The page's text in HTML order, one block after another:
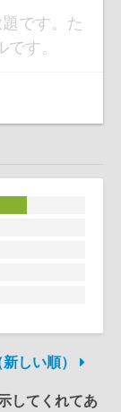
です。た
す。
しい順）
してくれてあ